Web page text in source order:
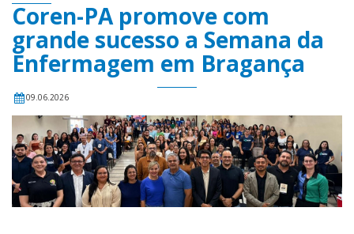
Coren-PA promove com
grande sucesso a Semana da
Enfermagem em Bragança
09.06.2026